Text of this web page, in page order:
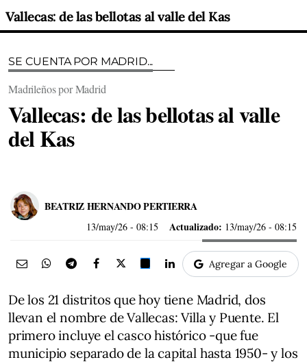
Vallecas: de las bellotas al valle del Kas
SE CUENTA POR MADRID...
Madrileños por Madrid
Vallecas: de las bellotas al valle
del Kas
BEATRIZ HERNANDO PERTIERRA
13/may/26 - 08:15 Actualizado: 13/may/26 - 08:15
Agregar a Google
De los 21 distritos que hoy tiene Madrid, dos
llevan el nombre de Vallecas: Villa y Puente. El
primero incluye el casco histórico -que fue
municipio separado de la capital hasta 1950- y los